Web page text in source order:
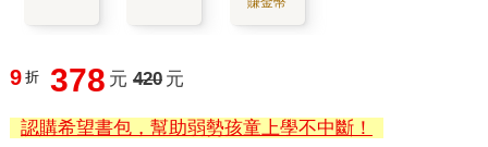
9 折 378 元 420 元
認購希望書包，幫助弱勢孩童上學不中斷！